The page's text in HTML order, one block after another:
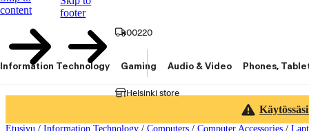
content
footer
00220
Helsinki store
Information Technology Gaming Audio & Video Phones,
Etusivu / Information Technology / Computers / Computer Accessories /